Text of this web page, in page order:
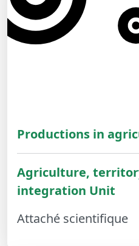
Productions in
Agriculture,
integration Unit
Attaché scientifique